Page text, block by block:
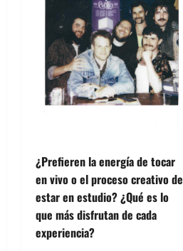
¿Prefieren la energía de tocar
en vivo o el proceso creativo de
estar en estudio? ¿Qué es lo
que más disfrutan de cada
experiencia?